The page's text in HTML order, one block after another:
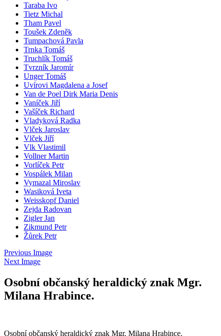
Taraba Ivo
Tietz Michal
Tham Pavel
Toušek Zdeněk
Tumpachová Pavla
Trnka Tomáš
Truchlík Tomáš
Tvrzník Jaromír
Unger Tomáš
Uvírovi Magdalena a Josef
Van de Poel Dirk Maria Denis
Vaníček Jiří
Vašíček Richard
Vladyková Radka
Vlček Jaroslav
Vlček Jiří
Vlk Vlastimil
Vollner Martin
Vorlíček Petr
Vospálek Milan
Vymazal Miroslav
Wasiková Iveta
Weisskopf Daniel
Zejda Radovan
Zigler Jan
Zikmund Petr
Žůrek Petr
Previous Image
Next Image
Osobní občanský heraldický znak Mgr.
Milana Hrabince.
Osobní občanský heraldický znak Mgr. Milana Hrabince.